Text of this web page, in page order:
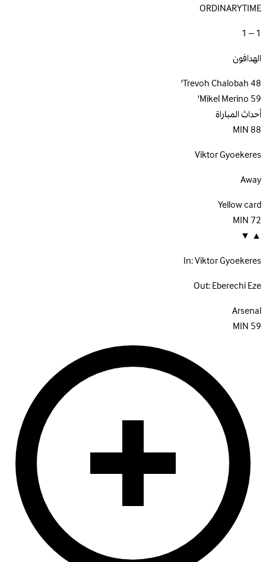
ORDINARYTIME
1 – 1
الهدافون
Trevoh Chalobah48'
Mikel Merino59'
أحداث المباراة
88
MIN
Viktor Gyoekeres
Away
Yellow card
72
MIN
▲
▼
In:Viktor Gyoekeres
Out:Eberechi Eze
Arsenal
59
MIN